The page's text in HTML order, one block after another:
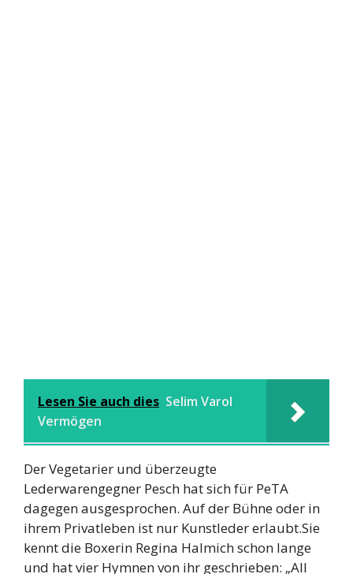
Lesen Sie auch dies Selim Varol
Vermögen
Der Vegetarier und überzeugte
Lederwarengegner Pesch hat sich für PeTA
dagegen ausgesprochen. Auf der Bühne oder in
ihrem Privatleben ist nur Kunstleder erlaubt.Sie
kennt die Boxerin Regina Halmich schon lange
und hat vier Hymnen von ihr geschrieben: „All